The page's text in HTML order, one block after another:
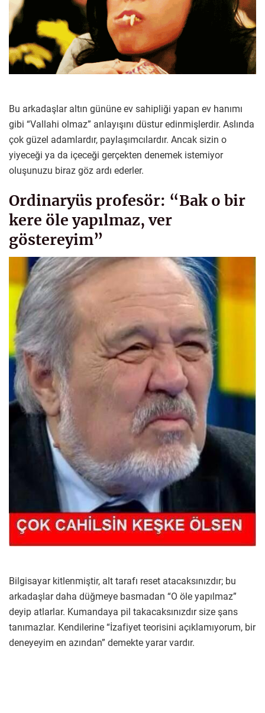
Bu arkadaşlar altın gününe ev sahipliği yapan ev hanımı
gibi “Vallahi olmaz” anlayışını düstur edinmişlerdir. Aslında
çok güzel adamlardır, paylaşımcılardır. Ancak sizin o
yiyeceği ya da içeceği gerçekten denemek istemiyor
oluşunuzu biraz göz ardı ederler.
Ordinaryüs profesör: “Bak o bir
kere öle yapılmaz, ver
göstereyim”
Bilgisayar kitlenmiştir, alt tarafı reset atacaksınızdır; bu
arkadaşlar daha düğmeye basmadan “O öle yapılmaz”
deyip atlarlar. Kumandaya pil takacaksınızdır size şans
tanımazlar. Kendilerine “İzafiyet teorisini açıklamıyorum, bir
deneyeyim en azından” demekte yarar vardır.